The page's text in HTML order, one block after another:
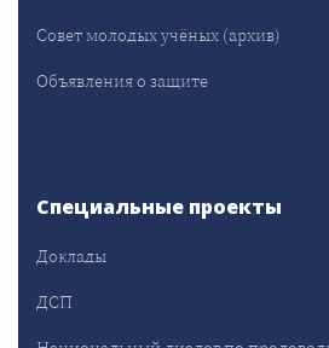
Совет молодых учёных (архив)
Объявления о защите
Специальные проекты
Доклады
ДСП